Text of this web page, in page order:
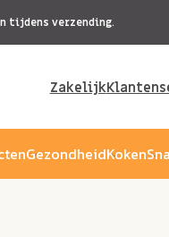
tijdens verzending.
Zakelijk
GezondheidKoken